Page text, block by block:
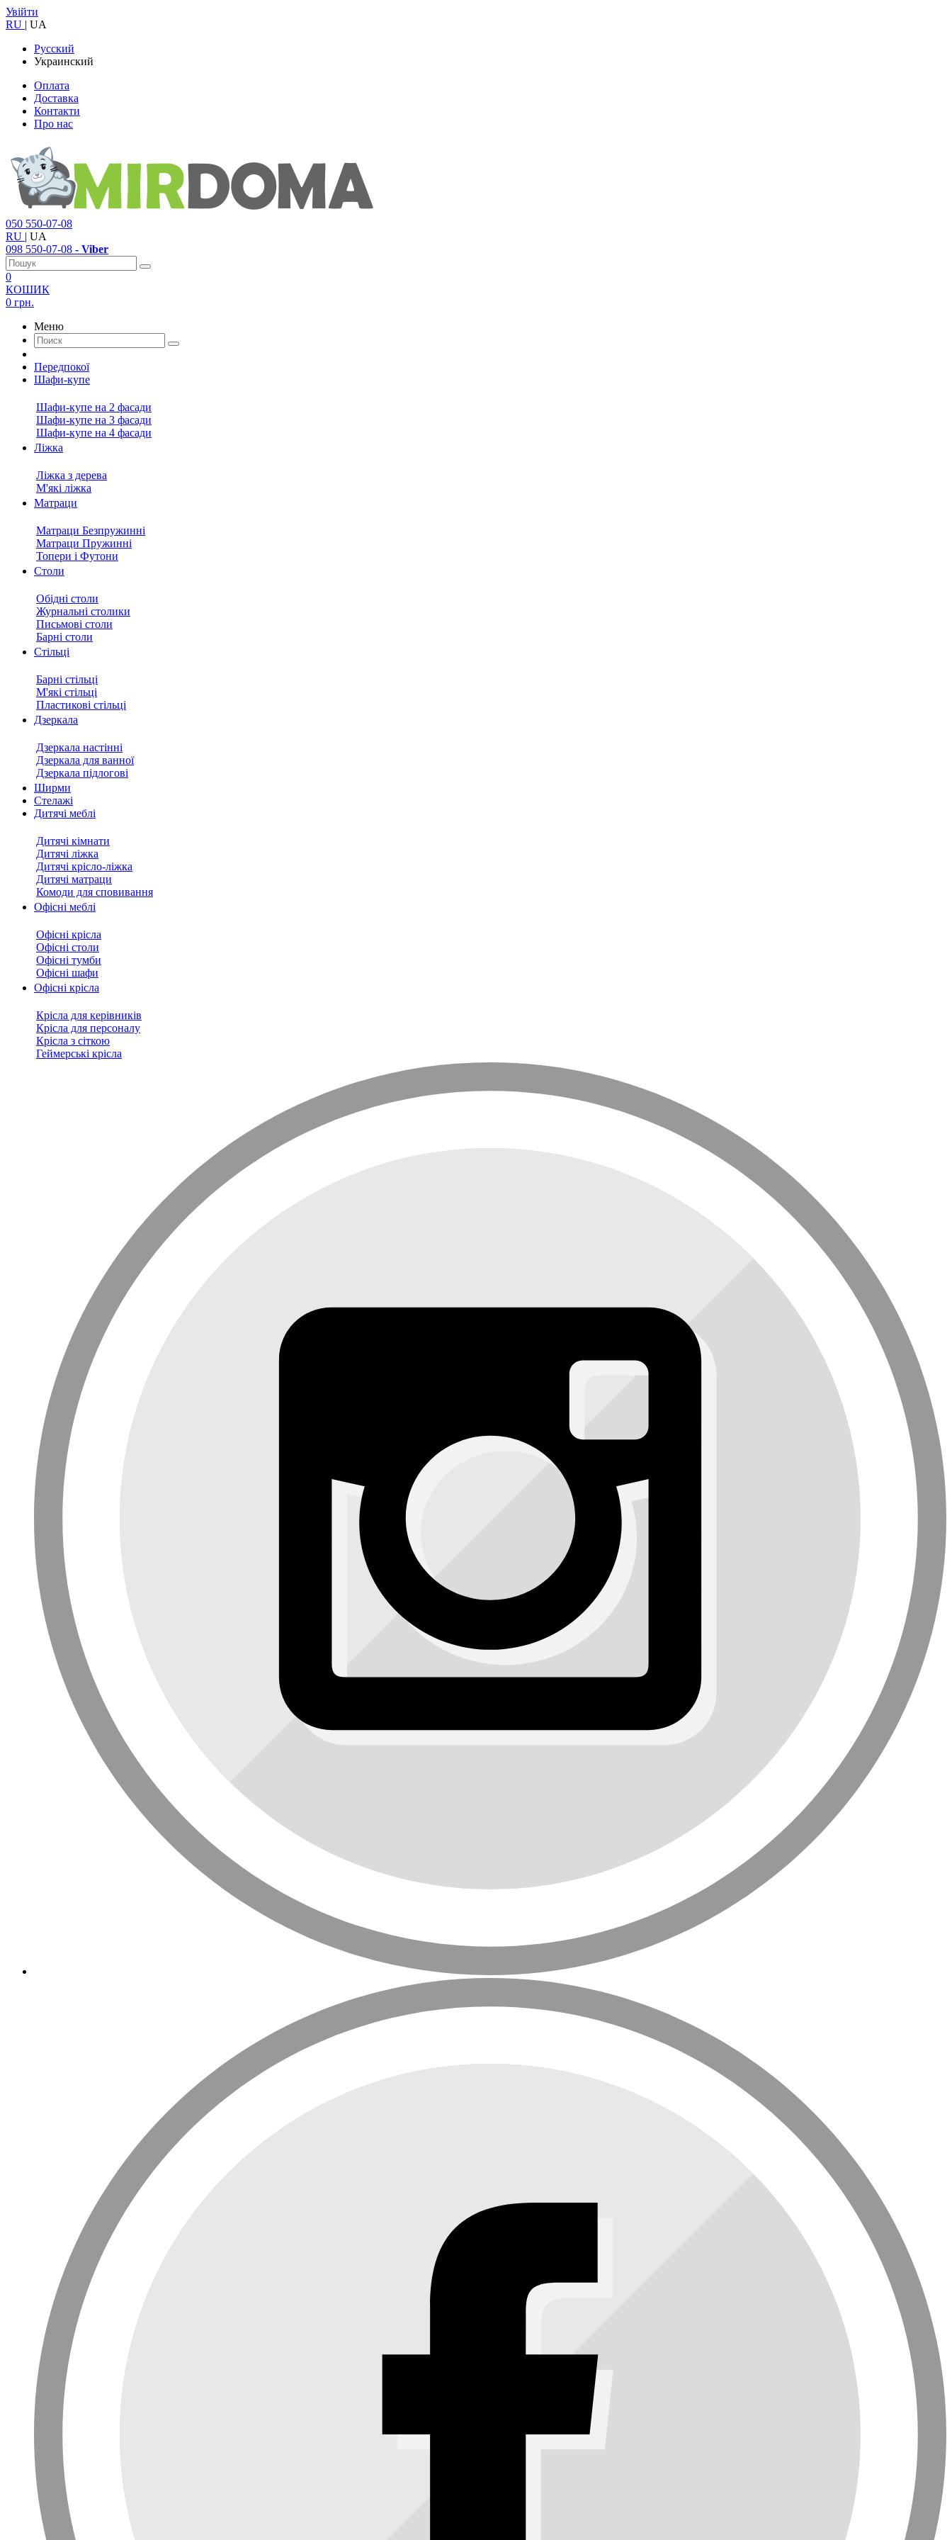
Увійти
RU | UA
Русский
Украинский
Оплата
Доставка
Контакти
Про нас
050 550-07-08
RU | UA
098 550-07-08 - Viber
0
КОШИК
0 грн.
Меню
Передпокої
Шафи-купе
Шафи-купе на 2 фасади
Шафи-купе на 3 фасади
Шафи-купе на 4 фасади
Ліжка
Ліжка з дерева
М'які ліжка
Матраци
Матраци Безпружинні
Матраци Пружинні
Топери і Футони
Столи
Обідні столи
Журнальні столики
Письмові столи
Барні столи
Стільці
Барні стільці
М'які стільці
Пластикові стільці
Дзеркала
Дзеркала настінні
Дзеркала для ванної
Дзеркала підлогові
Ширми
Стелажі
Дитячі меблі
Дитячі кімнати
Дитячі ліжка
Дитячі крісло-ліжка
Дитячі матраци
Комоди для сповивання
Офісні меблі
Офісні крісла
Офісні столи
Офісні тумби
Офісні шафи
Офісні крісла
Крісла для керівників
Крісла для персоналу
Крісла з сіткою
Геймерські крісла